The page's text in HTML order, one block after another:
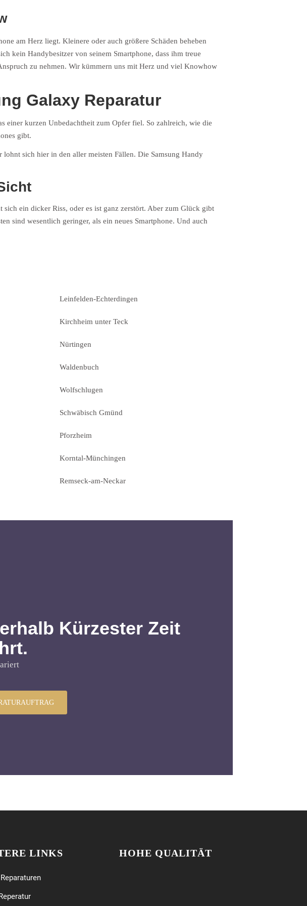
am Herz liegt. Kleinere oder auch größere Schäden beheben
kein Handybesitzer von seinem Smartphone, dass ihm treue
zu nehmen. Wir kümmern uns mit Herz und viel Knowhow
Galaxy Reparatur
einer kurzen Unbedachtheit zum Opfer fiel. So zahlreich, wie die
gibt.
sich hier in den aller meisten Fällen. Die Samsung Handy
ein dicker Riss, oder es ist ganz zerstört. Aber zum Glück gibt
sind wesentlich geringer, als ein neues Smartphone. Und auch
Leinfelden-Echterdingen
Kirchheim unter Teck
Nürtingen
Waldenbuch
Wolfschlugen
Schwäbisch Gmünd
Pforzheim
Korntal-Münchingen
Remseck-am-Neckar
Kürzester Zeit
LINKS HOHE QUALITÄT